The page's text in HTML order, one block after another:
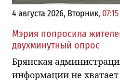
4 августа 2026, Вторник, 07:15
Мэрия попросила
двухминутный опрос
Брянская
информации не